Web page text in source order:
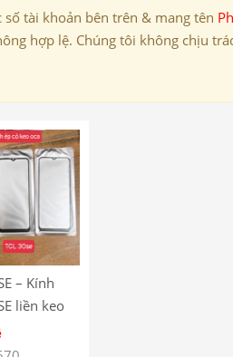
tài khoản bên trên & mang tên
hợp lệ. Chúng tôi không chịu
– Kính
liền keo
Ép Màn
30 SE có